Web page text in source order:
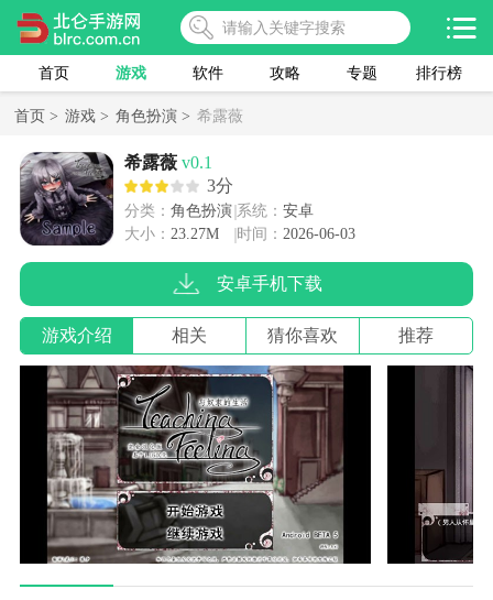
首页 游戏 软件 攻略 专题 排行榜
首页 > 游戏 > 角色扮演 > 希露薇
希露薇 v0.1
3分
分类： 角色扮演 系统： 安卓
大小： 23.27M 时间： 2026-06-03
安卓手机下载
游戏介绍 相关 猜你喜欢 推荐